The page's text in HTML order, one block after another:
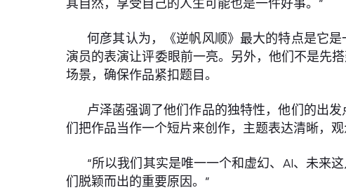
其自然，享受自己的人生可能也是一件好事。”
何彦其认为，《逆帆风顺》最大的特点是它
演员的表演让评委眼前一亮。另外，他们不是先
场景，确保作品紧扣题目。
卢泽菡强调了他们作品的独特性，他们的出
们把作品当作一个短片来创作，主题表达清晰，观
“所以我们其实是唯一一个和虚幻、AI、未来
们脱颖而出的重要原因。”